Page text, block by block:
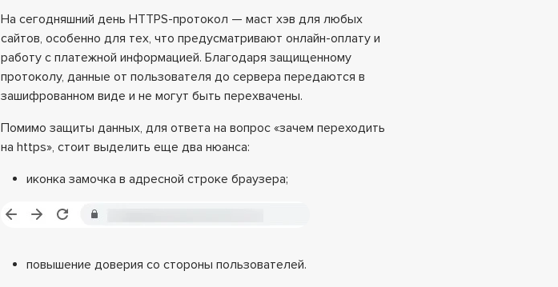
На сегодняшний день HTTPS-протокол — маст хэв для любых
сайтов, особенно для тех, что предусматривают онлайн-оплату и
работу с платежной информацией. Благодаря защищенному
протоколу, данные от пользователя до сервера передаются в
зашифрованном виде и не могут быть перехвачены.
Помимо защиты данных, для ответа на вопрос «зачем переходить
на https», стоит выделить еще два нюанса:
иконка замочка в адресной строке браузера;
повышение доверия со стороны пользователей.